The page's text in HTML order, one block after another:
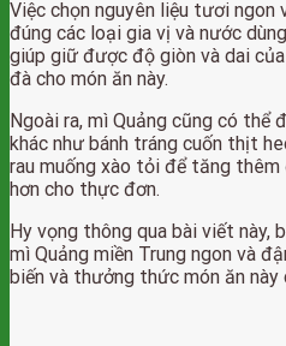
Việc chọn nguyên liệu tươi
đúng các loại gia vị và nước
giúp giữ được độ giòn và dai
đà cho món ăn này.
Ngoài ra, mì Quảng cũng có thể
khác như bánh tráng cuốn thịt
rau muống xào tỏi để tăng thêm
hơn cho thực đơn.
Hy vọng thông qua bài viết này,
mì Quảng miền Trung ngon và
biến và thưởng thức món ăn này